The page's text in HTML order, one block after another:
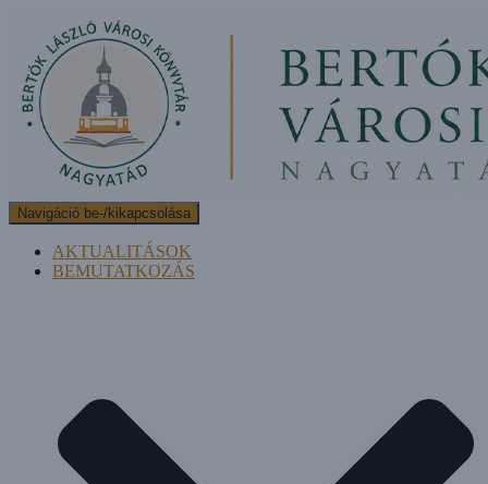
Navigáció be-/kikapcsolása
AKTUALITÁSOK
BEMUTATKOZÁS